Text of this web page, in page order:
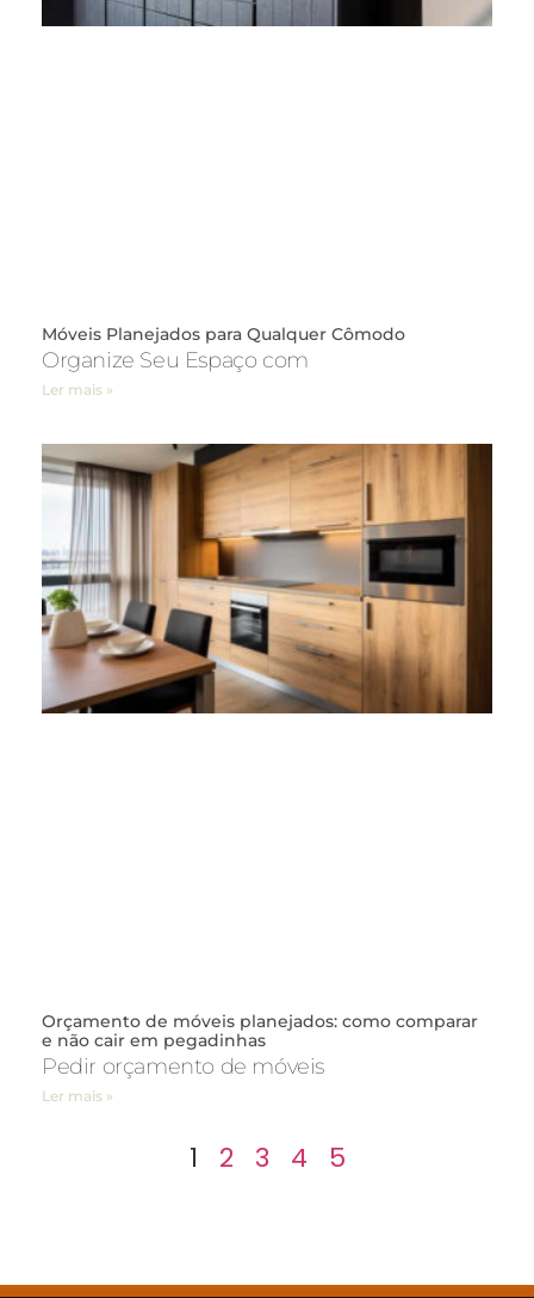
Móveis Planejados para Qualquer Cômodo
Organize Seu Espaço com
Ler mais »
Orçamento de móveis planejados: como comparar
e não cair em pegadinhas
Pedir orçamento de móveis
Ler mais »
1 2 3 4 5